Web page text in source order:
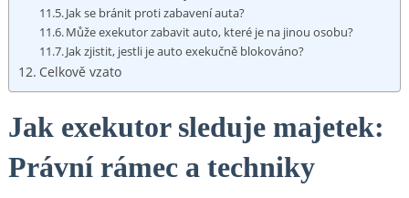
Jak se bránit proti zabavení ⁤auta?
Může exekutor zabavit auto, které je na jinou osobu?
Jak zjistit, jestli je auto exekučně blokováno?
Celkově‌ vzato
Jak exekutor ‍sleduje majetek:⁣
Právní rámec a techniky